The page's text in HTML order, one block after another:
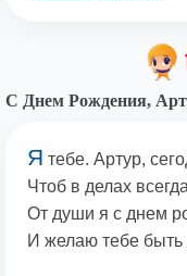
С Днем Рождения,
Я тебе. Артур,
Чтоб в делах
От души я с днем
И желаю тебе быть